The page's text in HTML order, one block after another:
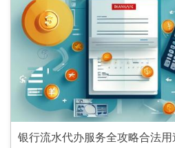
银行流水代办服务全攻略合法